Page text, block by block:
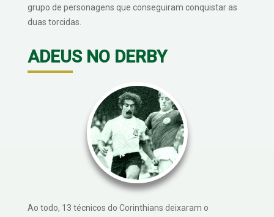
grupo de personagens que conseguiram conquistar as
duas torcidas.
ADEUS NO DERBY
Ao todo, 13 técnicos do Corinthians deixaram o